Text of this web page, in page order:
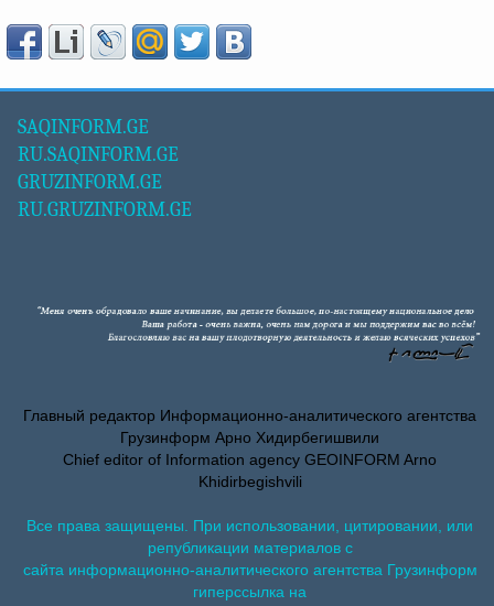
SAQINFORM.GE
RU.SAQINFORM.GE
GRUZINFORM.GE
RU.GRUZINFORM.GE
Главный редактор Информационно-аналитического агентства
Грузинформ Арно Хидирбегишвили
Chief editor of Information agency GEOINFORM Arno
Khidirbegishvili
Все права защищены. При использовании, цитировании, или
републикации материалов с
сайта информационно-аналитического агентства Грузинформ
гиперссылка на